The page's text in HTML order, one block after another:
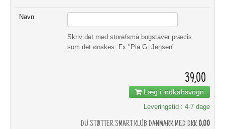
Navn
Skriv det med store/små bogstaver præcis
som det ønskes. Fx "Pia G. Jensen"
39,00
Læg i indkøbsvogn
Leveringstid : 4-7 dage
DU STØTTER SMART KLUB DANMARK MED DKK0,00